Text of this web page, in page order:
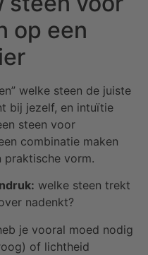
op een
welke steen de juiste
bij jezelf, en intuïtie
steen voor
combinatie maken
praktische vorm.
welke steen trekt
nadenkt?
je vooral moed nodig
of lichtheid